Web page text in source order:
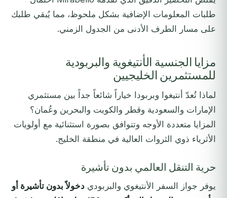
طلبات المعلومات الإضافية بشكل ملحوظ، مما يُبقي طلبك
على مسار الطرف الأدنى من الجدول الزمني.
مزايا الجنسية الأنتيغوية والبربودية
للمستثمرين الخليجيين
لماذا تُعدّ أنتيغوا وبربودا خياراً شائعاً جداً بين مستثمري
الإمارات والسعودية وقطر والكويت والبحرين وعُمان؟
المزايا متعددة الأوجه وتتوافق بصورة استثنائية مع أولويات
الأثرياء ذوي الثروات العالية في منطقة الخليج.
حرية التنقل العالمي بدون تأشيرة
يوفر جواز السفر الأنتيغوي والبربودي دخولاً بدون تأشيرة أو